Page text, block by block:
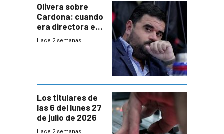
Olivera sobre
Cardona: cuando
era directora en
UTE “no era muy
Hace 2 semanas
Los titulares de
las 6 del lunes 27
de julio de 2026
Hace 2 semanas